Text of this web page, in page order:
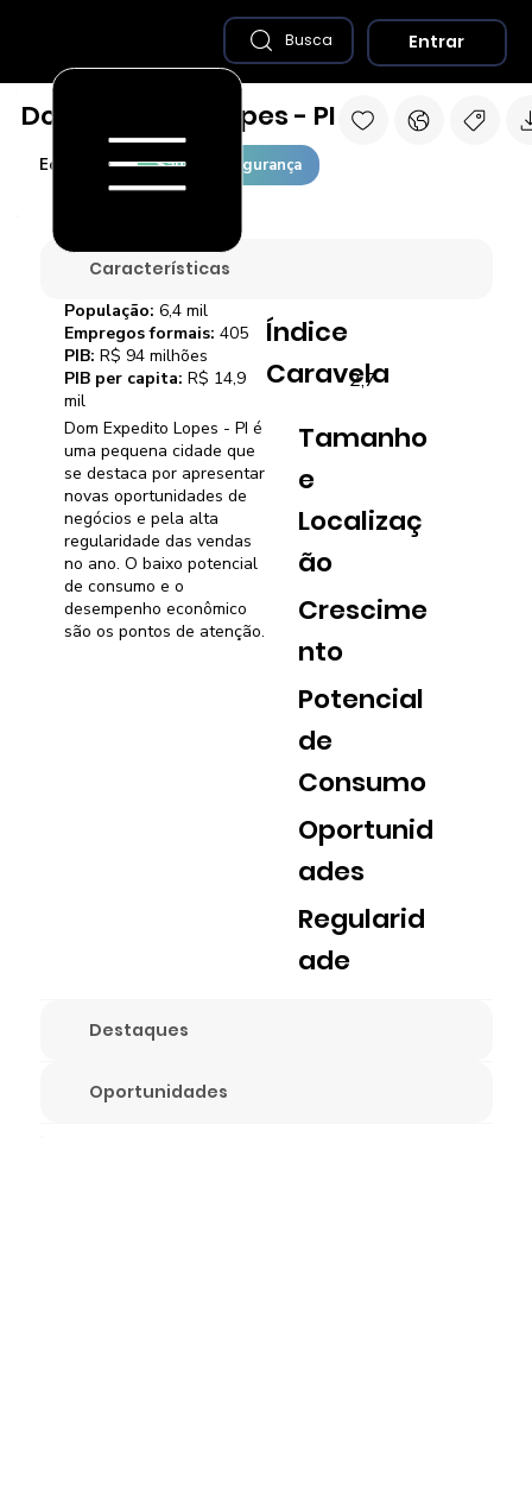
Características
Dom Expedito Lopes - PI é
uma pequena cidade que
se destaca por apresentar
novas oportunidades de
negócios e pela alta
regularidade das vendas
no ano. O baixo potencial
de consumo e o
desempenho econômico
são os pontos de atenção.
Índice
Caravela
2,7
Tamanho
e
Localizaç
ão
Crescime
nto
Potencial
de
Consumo
Oportunid
ades
Regularid
ade
População: 6,4 mil
Empregos formais: 405
PIB: R$ 94 milhões
PIB per capita: R$ 14,9
mil
Destaques
Oportunidades
Economia Saúde e Segurança
Dom Expedito Lopes - PI
Busca Entrar